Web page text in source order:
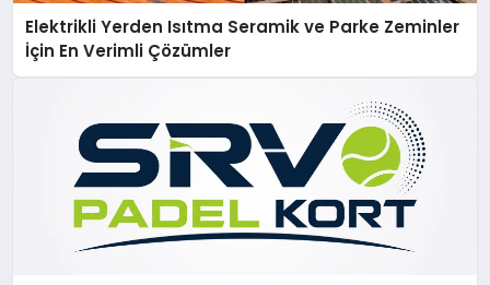
Elektrikli Yerden Isıtma Seramik ve Parke Zeminler
İçin En Verimli Çözümler